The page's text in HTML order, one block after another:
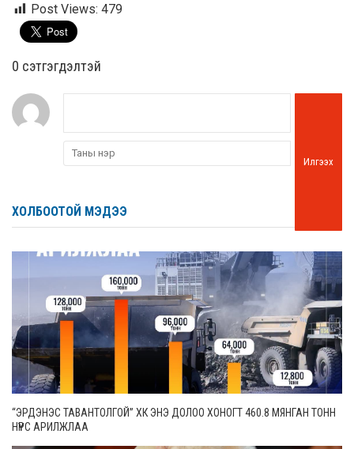
Post Views: 479
0 cэтгэгдэлтэй
Илгээх
ХОЛБООТОЙ МЭДЭЭ
“ЭРДЭНЭС ТАВАНТОЛГОЙ” ХК ЭНЭ ДОЛОО ХОНОГТ 460.8 МЯНГАН ТОНН
НҮҮРС АРИЛЖЛАА